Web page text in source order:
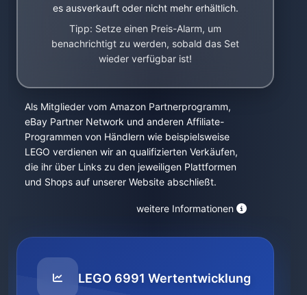
es ausverkauft oder nicht mehr erhältlich.
Tipp: Setze einen Preis-Alarm, um
benachrichtigt zu werden, sobald das Set
wieder verfügbar ist!
Als Mitglieder vom Amazon Partnerprogramm,
eBay Partner Network und anderen Affiliate-
Programmen von Händlern wie beispielsweise
LEGO verdienen wir an qualifizierten Verkäufen,
die ihr über Links zu den jeweiligen Plattformen
und Shops auf unserer Website abschließt.
weitere Informationen
LEGO 6991 Wertentwicklung